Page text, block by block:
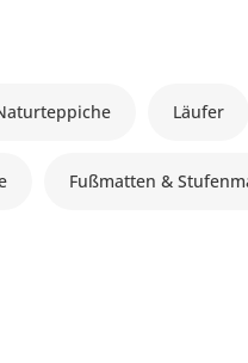
Läufer
Fußmatten &